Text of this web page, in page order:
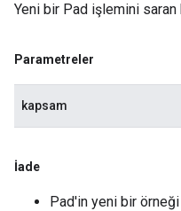
Yeni bir Pad işlemini
Parametreler
kapsam
İade
Pad'in yeni bir örneği